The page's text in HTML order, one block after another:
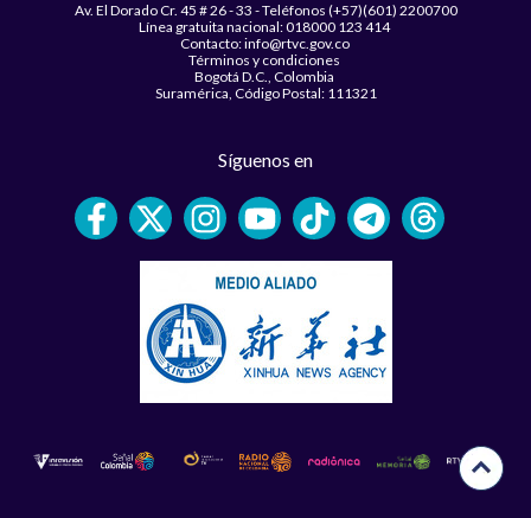
Av. El Dorado Cr. 45 # 26 - 33 - Teléfonos (+57)(601) 2200700
Línea gratuita nacional: 018000 123 414
Contacto: info@rtvc.gov.co
Términos y condiciones
Bogotá D.C., Colombia
Suramérica, Código Postal: 111321
Síguenos en